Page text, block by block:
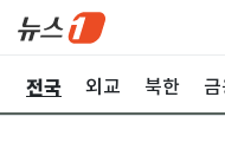
전국 외교 북한